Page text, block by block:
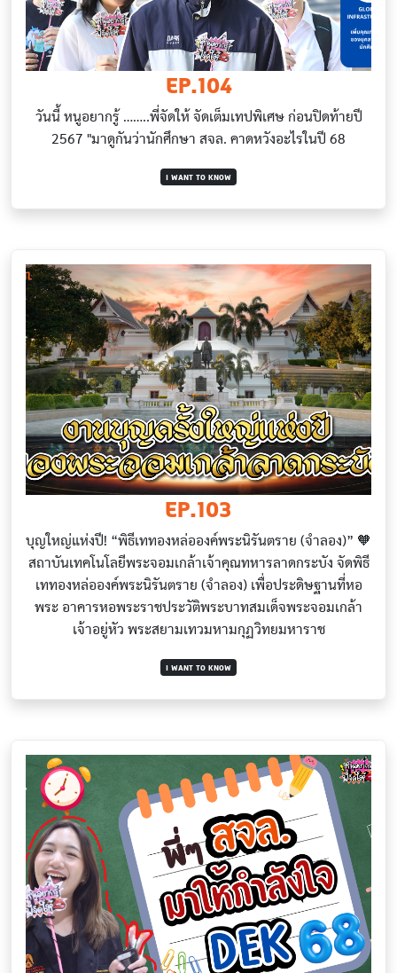
EP.104
วันนี้ หนูอยากรู้ ……..พี่จัดให้ จัดเต็มเทปพิเศษ ก่อนปิดท้ายปี
2567 "มาดูกันว่านักศึกษา สจล. คาดหวังอะไรในปี 68
I WANT TO KNOW
EP.103
บุญใหญ่แห่งปี! “พิธีเททองหล่อองค์พระนิรันตราย (จำลอง)” 🧡
สถาบันเทคโนโลยีพระจอมเกล้าเจ้าคุณทหารลาดกระบัง จัดพิธี
เททองหล่อองค์พระนิรันตราย (จำลอง) เพื่อประดิษฐานที่หอ
พระ อาคารหอพระราชประวัติพระบาทสมเด็จพระจอมเกล้า
เจ้าอยู่หัว พระสยามเทวมหามกุฏวิทยมหาราช
I WANT TO KNOW